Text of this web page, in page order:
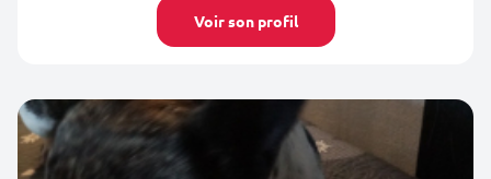
Voir son profil